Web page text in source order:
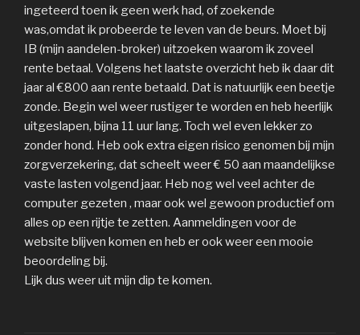
ingeteerd toen ik geen werk had, of zoekende
was,omdat ik probeerde te leven van de beurs. Moet bij
IB (mijn aandelen-broker) uitzoeken waarom ik zoveel
rente betaal. Volgens het laatste overzicht heb ik daar dit
jaar al €800 aan rente betaald. Dat is natuurlijk een beetje
zonde. Begin wel weer rustiger te worden en heb heerlijk
uitgeslapen, bijna 11 uur lang. Toch wel even lekker zo
zonder hond. Heb ook extra eigen risico genomen bij mijn
zorgverzekering, dat scheelt weer € 50 aan maandelijkse
vaste lasten volgend jaar. Heb nog wel veel achter de
computer gezeten , maar ook wel gewoon productief om
alles op een rijtje te zetten. Aanmeldingen voor de
website blijven komen en heb er ook weer een mooie
beoordeling bij.
Lijk dus weer uit mijn dip te komen.